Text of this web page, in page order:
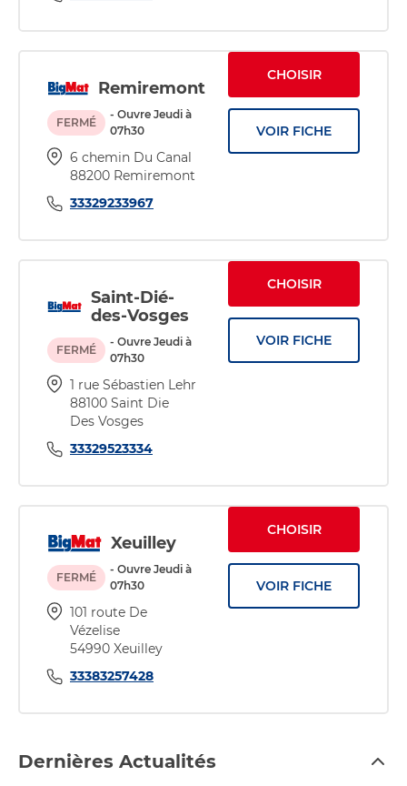
Remiremont
FERMÉ
- Ouvre Jeudi à
07h30
6 chemin Du Canal
88200 Remiremont
33329233967
CHOISIR
VOIR FICHE
Saint-Dié-
des-Vosges
FERMÉ
- Ouvre Jeudi à
07h30
1 rue Sébastien Lehr
88100 Saint Die
Des Vosges
33329523334
CHOISIR
VOIR FICHE
Xeuilley
FERMÉ
- Ouvre Jeudi à
07h30
101 route De
Vézelise
54990 Xeuilley
33383257428
CHOISIR
VOIR FICHE
Dernières Actualités